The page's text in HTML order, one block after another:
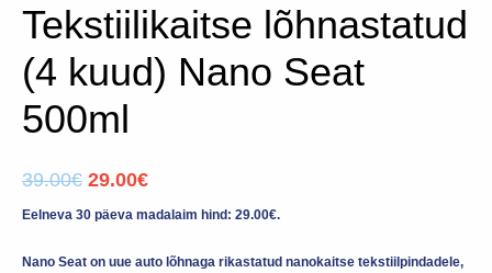
Tekstiilikaitse lõhnastatud
(4 kuud) Nano Seat
500ml
39.00€ 29.00€
Eelneva 30 päeva madalaim hind: 29.00€.
Nano Seat on uue auto lõhnaga rikastatud nanokaitse tekstiilpindadele,